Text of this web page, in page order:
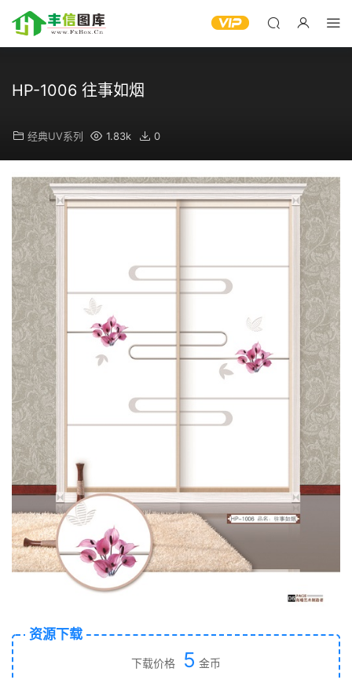
HP-1006 往事如烟
经典UV系列 1.83k 0
资源下载
下载价格 5 金币